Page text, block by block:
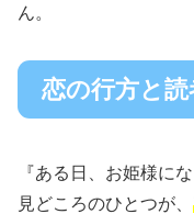
ん。
恋の行方と
『ある日、お姫様に
見どころのひとつが、